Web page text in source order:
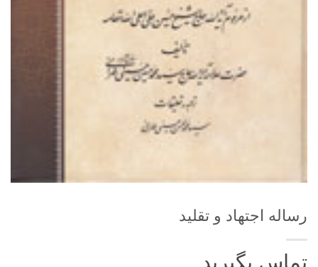
رساله اجتهاد و تقلید
تماس بگیرید